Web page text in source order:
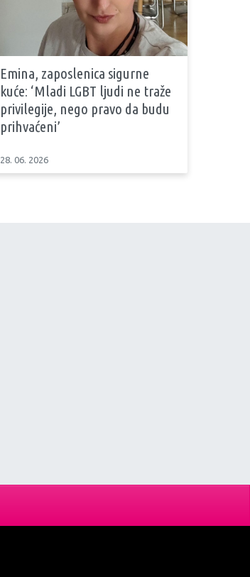
Emina, zaposlenica sigurne
kuće: ‘Mladi LGBT ljudi ne traže
privilegije, nego pravo da budu
prihvaćeni’
28. 06. 2026